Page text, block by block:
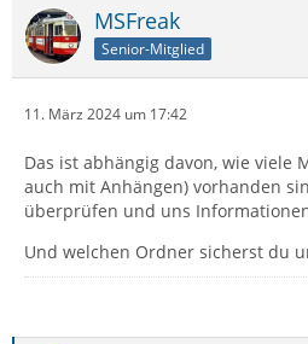
MSFreak
Senior-Mitglied
11. März 2024 um 17:42
Das ist abhängig davon, wie viele
auch mit Anhängen) vorhanden
überprüfen und uns
Und welchen Ordner sicherst du